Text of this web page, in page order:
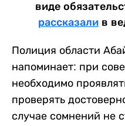
виде
рассказали в
Полиция области
напоминает: при
необходимо
проверять
случае сомнений не